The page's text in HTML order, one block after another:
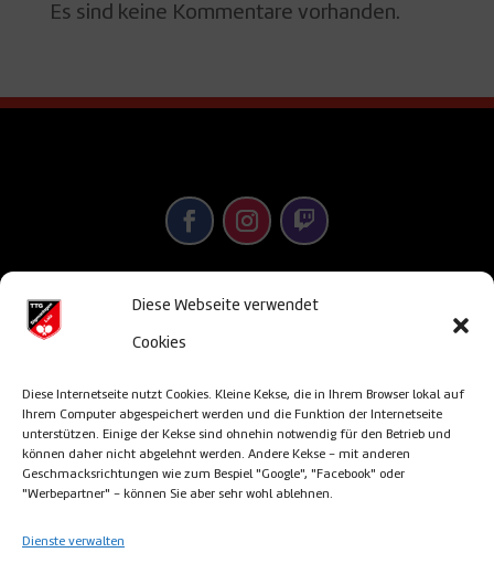
Diese Webseite verwendet
Cookies
Diese Internetseite nutzt Cookies. Kleine Kekse, die in Ihrem Browser lokal auf
Ihrem Computer abgespeichert werden und die Funktion der Internetseite
unterstützen. Einige der Kekse sind ohnehin notwendig für den Betrieb und
können daher nicht abgelehnt werden. Andere Kekse - mit anderen
Geschmacksrichtungen wie zum Bespiel "Google", "Facebook" oder
"Werbepartner" - können Sie aber sehr wohl ablehnen.
Dienste verwalten
Es sind keine Kommentare vorhanden.
© TTG Sigmaringen/Laiz 2013-2026 –
Impressum